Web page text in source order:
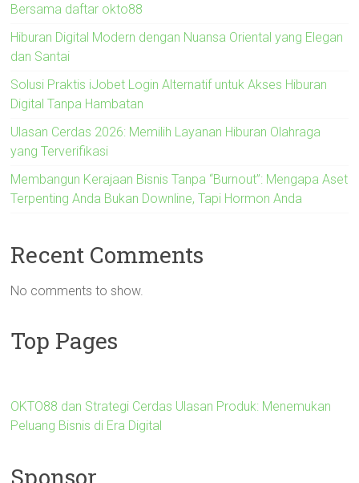
Bersama daftar okto88
Hiburan Digital Modern dengan Nuansa Oriental yang Elegan
dan Santai
Solusi Praktis iJobet Login Alternatif untuk Akses Hiburan
Digital Tanpa Hambatan
Ulasan Cerdas 2026: Memilih Layanan Hiburan Olahraga
yang Terverifikasi
Membangun Kerajaan Bisnis Tanpa “Burnout”: Mengapa Aset
Terpenting Anda Bukan Downline, Tapi Hormon Anda
Recent Comments
No comments to show.
Top Pages
OKTO88 dan Strategi Cerdas Ulasan Produk: Menemukan
Peluang Bisnis di Era Digital
Sponsor